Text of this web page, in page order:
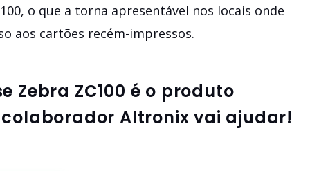
o que a torna apresentável nos locais onde
aos cartões recém-impressos.
Zebra ZC100 é o produto
Altronix vai ajudar!